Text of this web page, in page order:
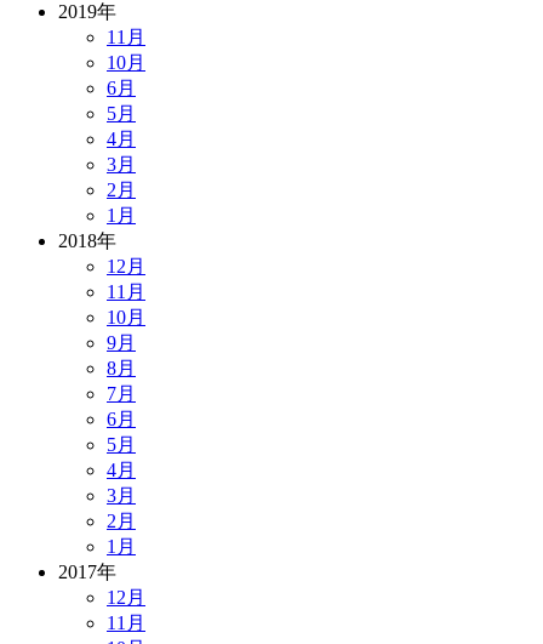
2019年
11月
10月
6月
5月
4月
3月
2月
1月
2018年
12月
11月
10月
9月
8月
7月
6月
5月
4月
3月
2月
1月
2017年
12月
11月